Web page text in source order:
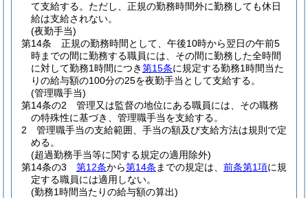
て支給する。 ただし、正規の勤務時間外に勤務しても休日
給は支給されない。
(夜勤手当)
第14条
正規の勤務時間として、午後10時から翌日の午前5
時までの間に勤務する職員には、その間に勤務した全時間
に対して勤務1時間につき第15条に規定する勤務1時間当た
りの給与額の100分の25を夜勤手当として支給する。
(管理職手当)
第14条の2
管理又は監督の地位にある職員には、その職務
の特殊性に基づき、管理職手当を支給する。
2
管理職手当の支給範囲、手当の額及び支給方法は規則で定
める。
(超過勤務手当等に関する規定の適用除外)
第14条の3
第12条から第14条 までの規定は、 前条第1項に規
定する職員には適用しない。
(勤務1時間当たりの給与額の算出)